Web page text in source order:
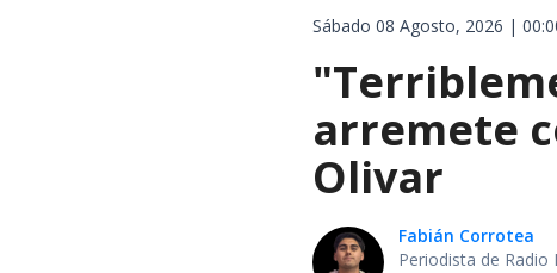
Sábado 08 Agosto, 2026 |
arremete
Olivar
Fabián Corrotea
Periodista de Radio